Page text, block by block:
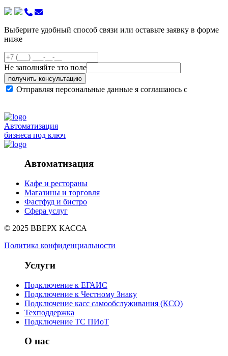
Выберите удобный способ связи или оставьте заявку в форме
ниже
Не заполняйте это поле
получить консультацию
Отправляя персональные данные я соглашаюсь с
Автоматизация
бизнеса под ключ
Автоматизация
Кафе и рестораны
Магазины и торговля
Фастфуд и бистро
Сфера услуг
© 2025 ВВЕРХ КАССА
Политика конфиденциальности
Услуги
Подключение к ЕГАИС
Подключение к Честному Знаку
Подключение касс самообслуживания (КСО)
Техподдержка
Подключение ТС ПИоТ
О нас